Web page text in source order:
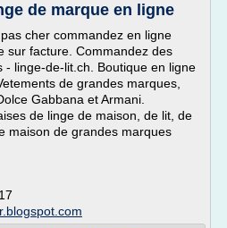
de marque en ligne
cher commandez en ligne
sur facture. Commandez des
- linge-de-lit.ch. Boutique en ligne
de grandes marques,
Gabbana et Armani.
de linge de maison, de lit, de
maison de grandes marques